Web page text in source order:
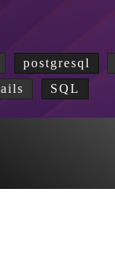
postgresql
SQL